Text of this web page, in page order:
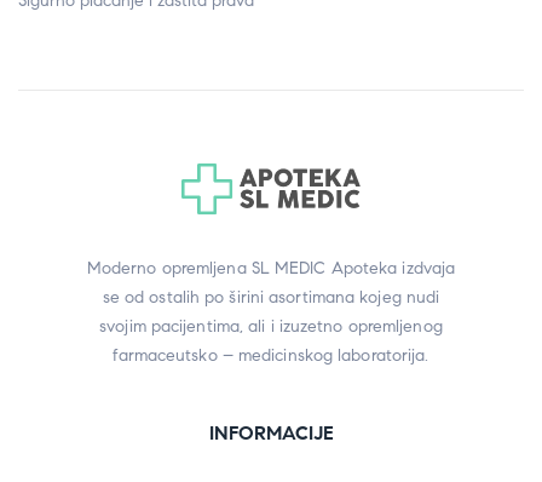
Moderno opremljena SL MEDIC Apoteka izdvaja
se od ostalih po širini asortimana kojeg nudi
svojim pacijentima, ali i izuzetno opremljenog
farmaceutsko – medicinskog laboratorija.
INFORMACIJE